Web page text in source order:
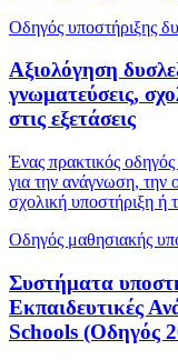
Οδηγός υποστήριξης
Αξιολόγηση
γνωματεύσεις,
στις εξετάσεις
Ένας πρακτικός
για την ανάγνωση, την
σχολική υποστήριξη ή
Οδηγός μαθησιακής
Συστήματα
Εκπαιδευτικές
Schools (Οδηγός